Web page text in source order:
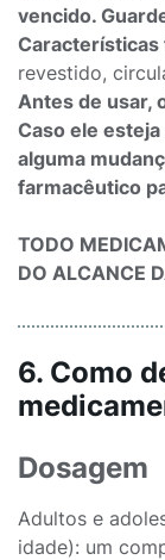
vencido.
Características
revestido,
Antes de usar,
Caso ele
alguma
farmacêutico
TODO
DO ALCANCE
6. Como
Dosagem
Adultos e
idade): um